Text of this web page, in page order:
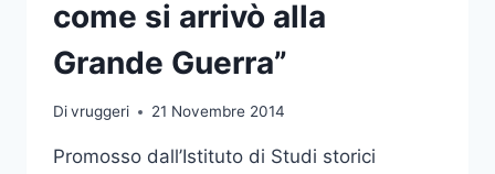
come si arrivò alla
Grande Guerra”
Divruggeri 21 Novembre 2014
Promosso dall’Istituto di Studi storici